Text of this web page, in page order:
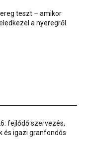
teszt – amikor
a nyeregről
fejlődő szervezés,
és igazi granfondós